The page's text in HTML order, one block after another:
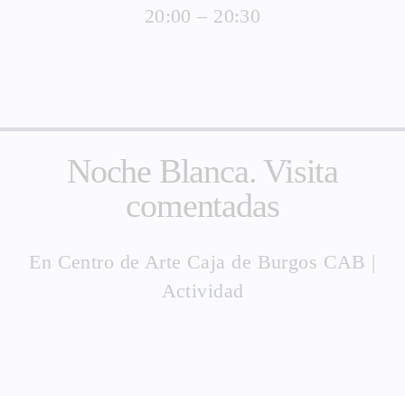
20:00 – 20:30
Noche Blanca. Visita
comentadas
En Centro de Arte Caja de Burgos CAB |
Actividad